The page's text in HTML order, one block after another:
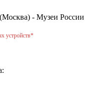
устройств*